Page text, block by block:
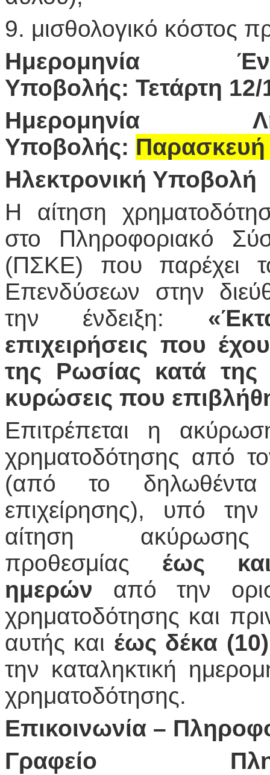
9. μισθολογικό κόστος
Ημερομηνία
Υποβολής: Τετάρτη 12/
Ημερομηνία
Υποβολής:
Ηλεκτρονική Υποβολή
Η αίτηση
στο Πληροφοριακό
(ΠΣΚΕ) που παρέχει
Επενδύσεων στην
την ένδειξη:
επιχειρήσεις που
της Ρωσίας κατά της
κυρώσεις που
Επιτρέπεται η
χρηματοδότησης από
(από το
επιχείρησης), υπό
αίτηση ακύρωσης
προθεσμίας έως και
ημερών από την
χρηματοδότησης και
αυτής και έως δέκα
την καταληκτική
χρηματοδότησης.
Επικοινωνία –
Γραφείο